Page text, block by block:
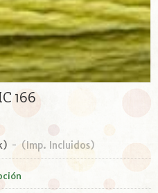
166
- (Imp. Incluidos)